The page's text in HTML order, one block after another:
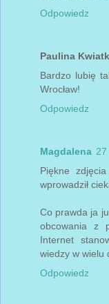
Odpowiedz
Paulina
Bardzo lubię
Wrocław!
Odpowiedz
Magdalena
Piękne
wprowadził
Co prawda ja
obcowania z
Internet
wiedzy w wielu
Odpowiedz